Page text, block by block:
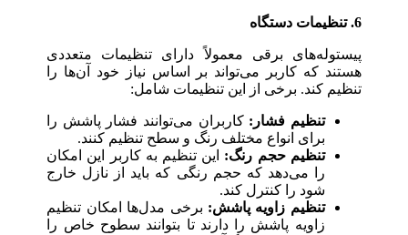
6. تنظیمات دستگاه
پیستوله‌های برقی معمولاً دارای تنظیمات متعددی
هستند که کاربر می‌تواند بر اساس نیاز خود آن‌ها را
تنظیم کند. برخی از این تنظیمات شامل:
تنظیم فشار: کاربران می‌توانند فشار پاشش را
برای انواع مختلف رنگ و سطح تنظیم کنند.
تنظیم حجم رنگ: این تنظیم به کاربر این امکان
را می‌دهد که حجم رنگی که باید از نازل خارج
شود را کنترل کند.
تنظیم زاویه پاشش: برخی مدل‌ها امکان تنظیم
زاویه پاشش را دارند تا بتوانند سطوح خاص را